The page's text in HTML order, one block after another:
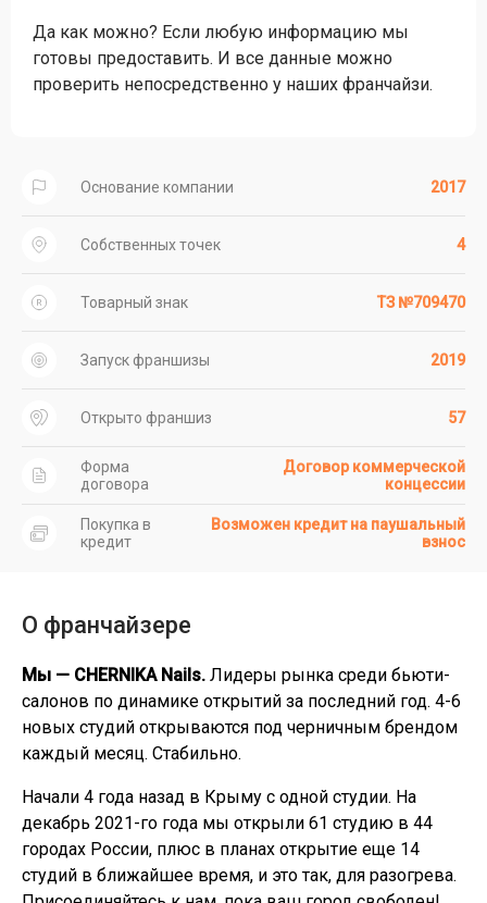
Да как можно? Если любую информацию мы
готовы предоставить. И все данные можно
проверить непосредственно у наших франчайзи.
Основание компании 2017
Собственных точек 4
Товарный знак ТЗ №709470
Запуск франшизы 2019
Открыто франшиз 57
Форма
договора
Договор коммерческой
концессии
Покупка в
кредит
Возможен кредит на паушальный
взнос
О франчайзере
Мы — CHERNIKA Nails. Лидеры рынка среди бьюти-
салонов по динамике открытий за последний год. 4-6
новых студий открываются под черничным брендом
каждый месяц. Стабильно.
Начали 4 года назад в Крыму с одной студии. На
декабрь 2021-го года мы открыли 61 студию в 44
городах России, плюс в планах открытие еще 14
студий в ближайшее время, и это так, для разогрева.